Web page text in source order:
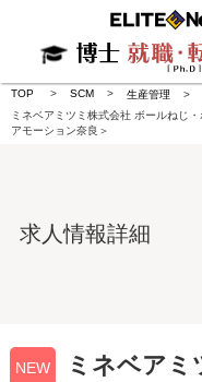
TOP SCM
生産管理
ミネベアミツミ株式会社 ボールねじ
アモーション奈良＞
求人情報詳細
NEW
ミネベアミ